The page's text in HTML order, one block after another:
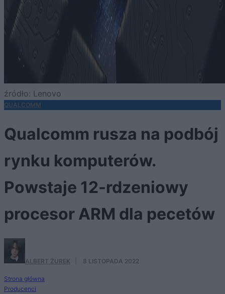
źródło: Lenovo
QUALCOMM
Qualcomm rusza na podbój
rynku komputerów.
Powstaje 12-rdzeniowy
procesor ARM dla pecetów
ALBERT ŻUREK 8 LISTOPADA 2022
Strona główna
Producenci